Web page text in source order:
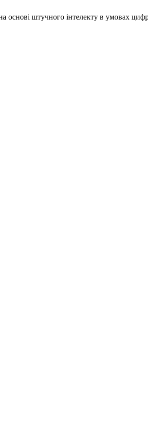
основі штучного інтелекту в умовах